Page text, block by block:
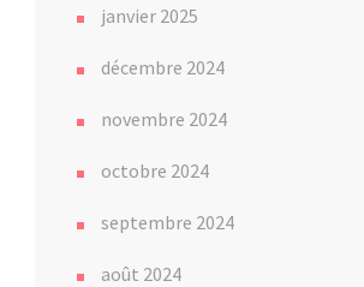
janvier 2025
décembre 2024
novembre 2024
octobre 2024
septembre 2024
août 2024